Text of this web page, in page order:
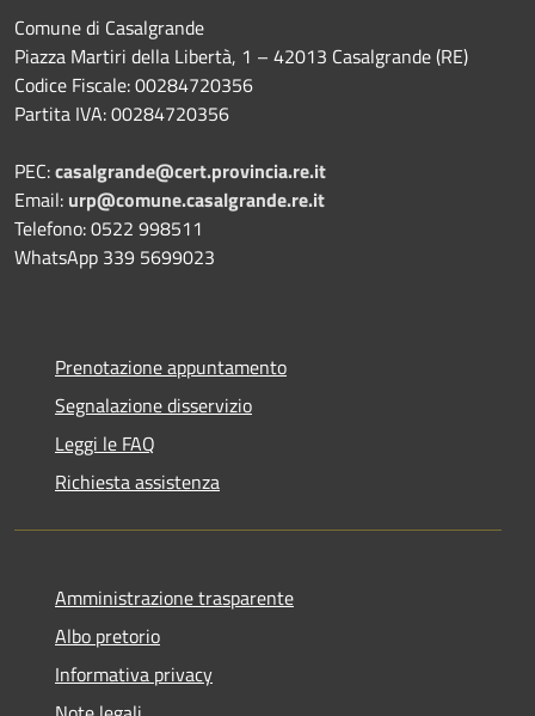
Comune di Casalgrande
Piazza Martiri della Libertà, 1 – 42013 Casalgrande (RE)
Codice Fiscale: 00284720356
Partita IVA: 00284720356
PEC:casalgrande@cert.provincia.re.it
Email: urp@comune.casalgrande.re.it
Telefono: 0522 998511
WhatsApp 339 5699023
Prenotazione appuntamento
Segnalazione disservizio
Leggi le FAQ
Richiesta assistenza
Amministrazione trasparente
Albo pretorio
Informativa privacy